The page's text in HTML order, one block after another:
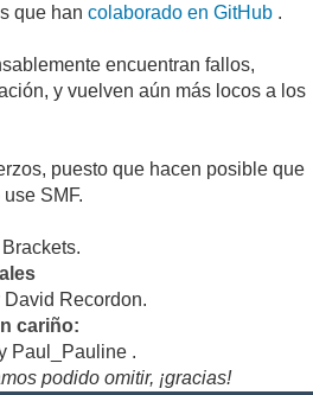
que han colaborado en GitHub .
encuentran fallos,
y vuelven aún más locos a los
puesto que hacen posible que
SMF.
Recordon.
cariño:
Paul_Pauline .
podido omitir, ¡gracias!